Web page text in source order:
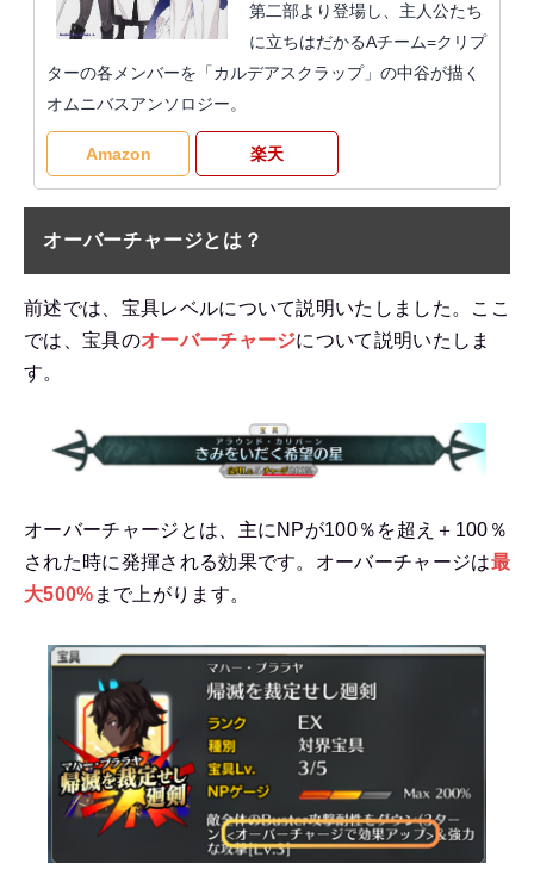
第二部より登場し、主人公たち
に立ちはだかるAチーム=クリプ
ターの各メンバーを「カルデアスクラップ」の中谷が描く
オムニバスアンソロジー。
Amazon 楽天
オーバーチャージとは？
前述では、宝具レベルについて説明いたしました。ここ
では、宝具のオーバーチャージについて説明いたしま
す。
オーバーチャージとは、主にNPが100％を超え＋100％
された時に発揮される効果です。オーバーチャージは最
大500% まで上がります。